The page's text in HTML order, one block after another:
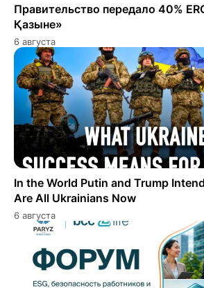
Правительство передало 40%
Қазыне»
6 августа
In the World Putin and Trump
Are All Ukrainians Now
6 августа